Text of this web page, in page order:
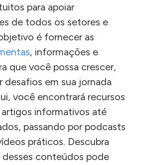
para apoiar
de todos os setores e
é fornecer as
, informações e
que você possa crescer,
desafios em sua jornada
você encontrará recursos
informativos até
passando por podcasts
práticos. Descubra
conteúdos pode